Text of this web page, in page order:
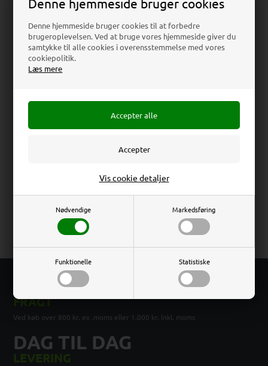
Denne hjemmeside bruger cookies til at forbedre
brugeroplevelsen. Ved at bruge vores hjemmeside giver du
samtykke til alle cookies i overensstemmelse med vores
cookiepolitik.
Læs mere
Nødvendige Markedsføring
Funktionelle Statistiske
Vis cookie detaljer
Beskrivelse Anmeldelser
Holder/hylde i polyesterlakeret sølvgrå stål. Til
placering af f.eks. papæske med engangshandsker
eller mundbind. Kan monteres på en væg eller på
velcro spændebånd (inkl.).
Relaterede produkter
FRAGT
Ved køb over 800 kr. ex .moms eller 1.000 kr. inkl. moms
DAG TIL DAG
LEVERING
Erhverv
Priser ekskl. moms
Privat
Priser inkl. moms